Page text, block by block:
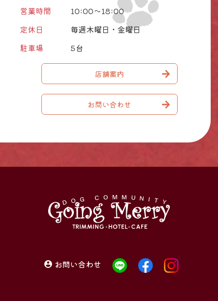
営業時間
10:00～18:00
定休日
毎週木曜日・金曜日
駐車場
5台
店舗案内
お問い合わせ
お問い合わせ